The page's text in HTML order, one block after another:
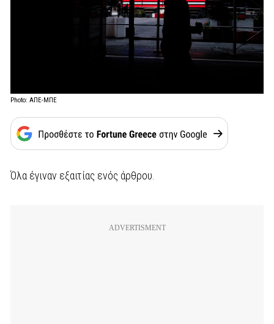
Photo: ΑΠΕ-ΜΠΕ
Όλα έγιναν εξαιτίας ενός άρθρου.